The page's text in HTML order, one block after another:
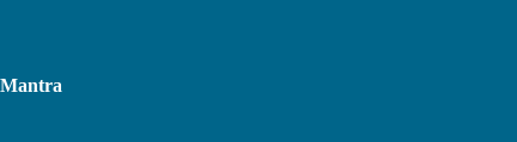
Mantra